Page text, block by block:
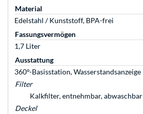
Material
Edelstahl / Kunststoff, BPA-frei
Fassungsvermögen
1,7 Liter
Ausstattung
360°-Basisstation, Wasserstandsanzeige
Filter
Kalkfilter, entnehmbar, abwaschbar
Deckel